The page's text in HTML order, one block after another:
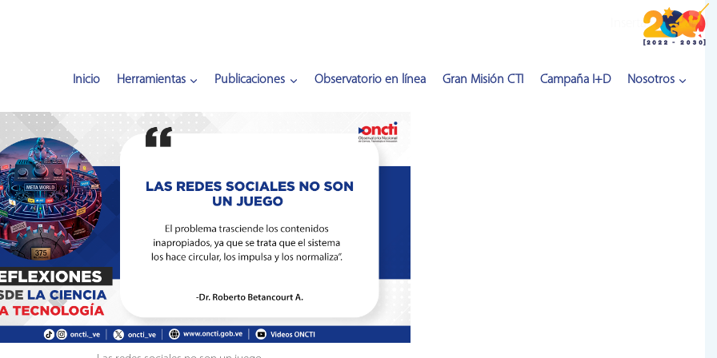
Inserta HTML aquí
Inicio Herramientas Publicaciones Observatorio en línea Gran Misión CTI Campaña I+D Nosotros